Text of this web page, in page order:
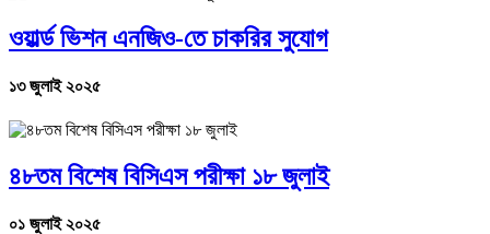
ওয়ার্ল্ড ভিশন এনজিও-তে চাকরির সুযোগ
১৩ জুলাই ২০২৫
৪৮তম বিশেষ বিসিএস পরীক্ষা ১৮ জুলাই
০১ জুলাই ২০২৫